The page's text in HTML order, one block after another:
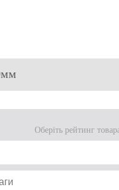
Оберіть рейтинг